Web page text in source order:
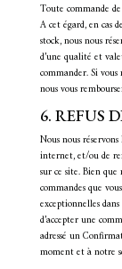
Toute commande
A cet égard, en cas
stock, nous nous
d’une qualité et
commander. Si
nous vous
6. REFUS
Nous nous
internet, et/ou de
sur ce site. Bien que
commandes que
exceptionnelles
d’accepter une
adressé un
moment et à notre